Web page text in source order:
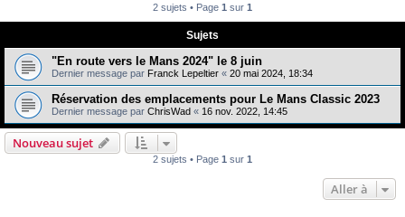
r
c
e
2 sujets • Page 1 sur 1
Sujets
"En route vers le Mans 2024" le 8 juin
Dernier message par Franck Lepeltier « 20 mai 2024, 18:34
Réservation des emplacements pour Le Mans Classic 2023
Dernier message par ChrisWad « 16 nov. 2022, 14:45
Nouveau sujet
2 sujets • Page 1 sur 1
Aller à